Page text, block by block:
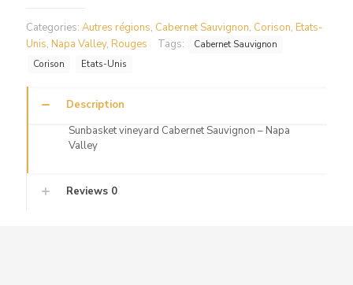
Categories: Autres régions, Cabernet Sauvignon, Corison, Etats-
Unis, Napa Valley, Rouges Tags:
Cabernet Sauvignon
Corison
Etats-Unis
Description
Sunbasket vineyard Cabernet Sauvignon – Napa
Valley
Reviews 0